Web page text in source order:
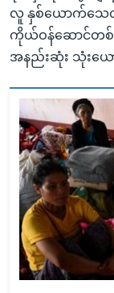
လူ နှစ်ယောက်သေ
ကိုယ်ဝန်ဆောင်တ
အနည်းဆုံး သုံးယ